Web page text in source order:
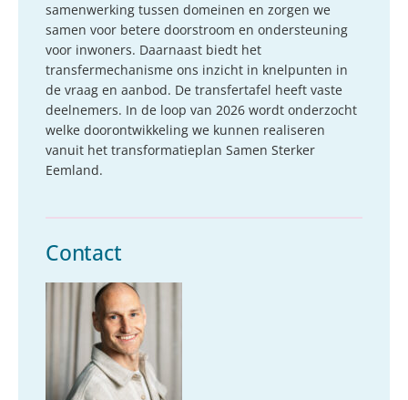
samenwerking tussen domeinen en zorgen we
samen voor betere doorstroom en ondersteuning
voor inwoners. Daarnaast biedt het
transfermechanisme ons inzicht in knelpunten in
de vraag en aanbod. De transfertafel heeft vaste
deelnemers. In de loop van 2026 wordt onderzocht
welke doorontwikkeling we kunnen realiseren
vanuit het transformatieplan Samen Sterker
Eemland.
Contact